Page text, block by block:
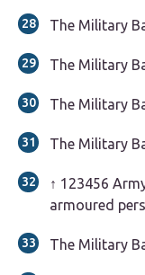
The Military
The Military
The Military
The Military
↑ 1 23456
armoured
The Military